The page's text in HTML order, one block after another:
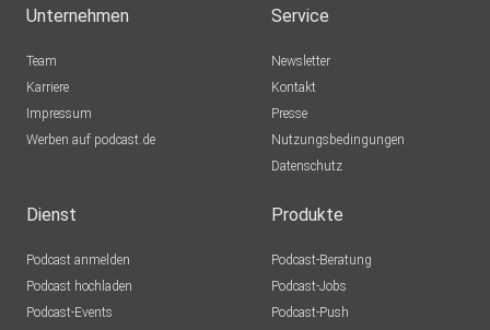
Unternehmen
Team
Karriere
Impressum
Werben auf podcast.de
Service
Newsletter
Kontakt
Presse
Nutzungsbedingungen
Datenschutz
Dienst
Podcast anmelden
Podcast hochladen
Podcast-Events
Produkte
Podcast-Beratung
Podcast-Jobs
Podcast-Push